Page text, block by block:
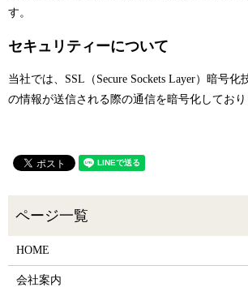
す。
セキュリティーについて
当社では、SSL（Secure Sockets Layer）暗号
の情報が送信される際の通信を暗号化しており
HOME
会社案内